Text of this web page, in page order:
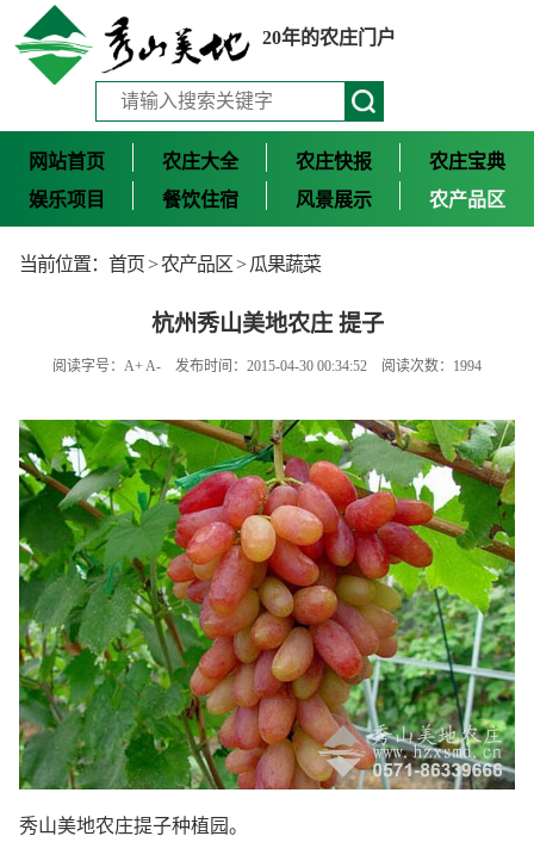
20年的农庄门户
网站首页 农庄大全 农庄快报
农庄宝典
娱乐项目
餐饮住宿 风景展示 农产品区
当前位置： 首页 >农产品区 >瓜果蔬菜
杭州秀山美地农庄 提子
阅读字号： A+ A- 发布时间：2015-04-30 00:34:52 阅读次数：1994
秀山美地农庄提子种植园。